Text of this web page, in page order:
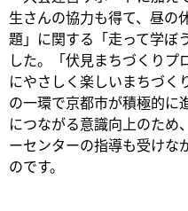
生さんの協力も得て、昼の
題」に関する「走って学ぼ
した。「伏見まちづくり
にやさしく楽しいまちづく
の一環で京都市が積極的に
につながる意識向上のため
ーセンターの指導も受けな
のです。